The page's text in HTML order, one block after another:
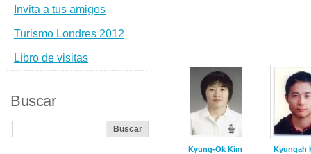
Kyung-Ok Kim
Kyungah
Invita a tus amigos
Turismo Londres 2012
Libro de visitas
Buscar